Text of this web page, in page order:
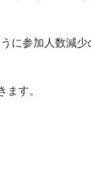
に参加人数減少
す。